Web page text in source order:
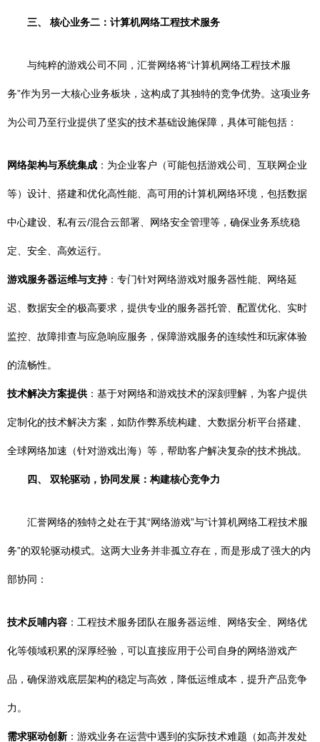
三、 核心业务二：计算机网络工程技术服务
与纯粹的游戏公司不同，汇誉网络将“计算机网络工程技术服
务”作为另一大核心业务板块，这构成了其独特的竞争优势。这项业务
为公司乃至行业提供了坚实的技术基础设施保障，具体可能包括：
网络架构与系统集成 ：为企业客户（可能包括游戏公司、互联网企业
等）设计、搭建和优化高性能、高可用的计算机网络环境，包括数据
中心建设、私有云/混合云部署、网络安全管理等，确保业务系统稳
定、安全、高效运行。
游戏服务器运维与支持：专门针对网络游戏对服务器性能、网络延
迟、数据安全的极高要求，提供专业的服务器托管、配置优化、实时
监控、故障排查与应急响应服务，保障游戏服务的连续性和玩家体验
的流畅性。
技术解决方案提供：基于对网络和游戏技术的深刻理解，为客户提供
定制化的技术解决方案，如防作弊系统构建、大数据分析平台搭建、
全球网络加速（针对游戏出海）等，帮助客户解决复杂的技术挑战。
四、 双轮驱动，协同发展：构建核心竞争力
汇誉网络的独特之处在于其“网络游戏”与“计算机网络工程技术服
务”的双轮驱动模式。这两大业务并非孤立存在，而是形成了强大的内
部协同：
技术反哺内容 ：工程技术服务团队在服务器运维、网络安全、网络优
化等领域积累的深厚经验，可以直接应用于公司自身的网络游戏产
品，确保游戏底层架构的稳定与高效，降低运维成本，提升产品竞争
力。
需求驱动创新 ：游戏业务在运营中遇到的实际技术难题（如高并发处